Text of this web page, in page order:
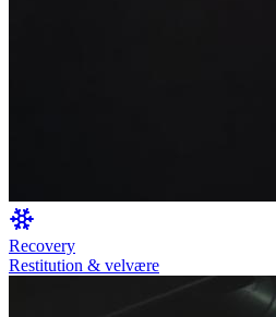
Recovery
Restitution & velvære